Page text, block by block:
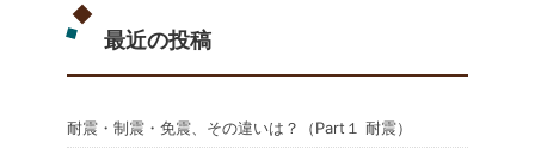
最近の投稿
耐震・制震・免震、その違いは？（Part１ 耐震）